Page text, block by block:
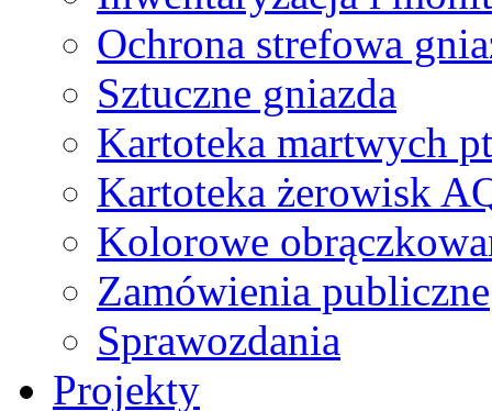
Ochrona strefowa
Sztuczne gniazda
Kartoteka martwych
Kartoteka żerowisk
Kolorowe
Zamówienia publiczne
Sprawozdania
Projekty